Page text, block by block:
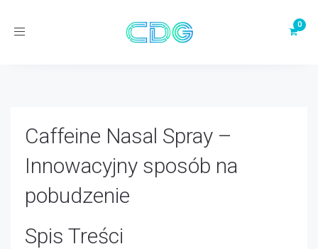
Toggle
Caffeine Nasal Spray –
Innowacyjny sposób na
pobudzenie
Spis Treści